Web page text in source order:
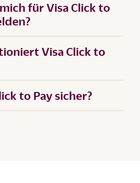
für Visa Click to
Visa Click to
to Pay sicher?